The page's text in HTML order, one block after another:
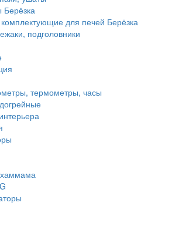
Берёзка
для печей Берёзка
подголовники
термометры, часы